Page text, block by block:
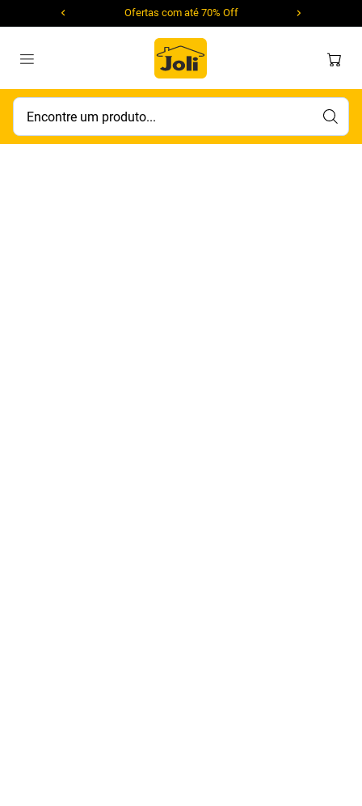
Ofertas com até 70% Off
Encontre um produto...